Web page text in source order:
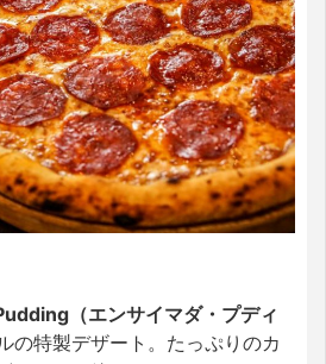
（エンサイマダ・プディ
の特製デザート。たっぷりのカ